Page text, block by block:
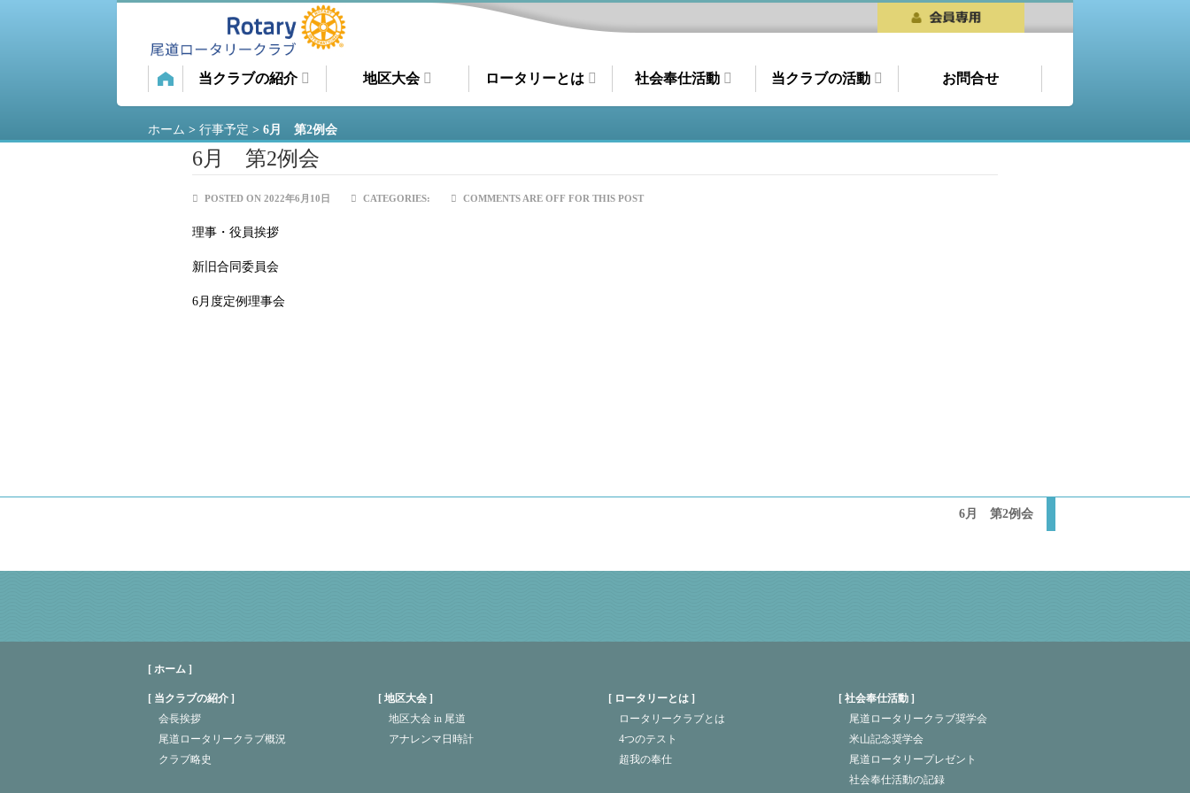
当クラブの紹介 地区大会 ロータリーとは 社会奉仕活動 当クラブの活動 お問合せ
ホーム > 行事予定 > 6月 第2例会
6月 第2例会
POSTED ON 2022年6月10日 CATEGORIES: COMMENTS ARE OFF FOR THIS POST
理事・役員挨拶
新旧合同委員会
6月度定例理事会
6月 第2例会
[ ホーム ]
当クラブの紹介
会長挨拶
尾道ロータリークラブ概況
クラブ略史
地区大会
地区大会 in 尾道
アナレンマ日時計
ロータリーとは
ロータリークラブとは
4つのテスト
超我の奉仕
社会奉仕活動
尾道ロータリークラブ奨学会
米山記念奨学会
尾道ロータリープレゼント
社会奉仕活動の記録